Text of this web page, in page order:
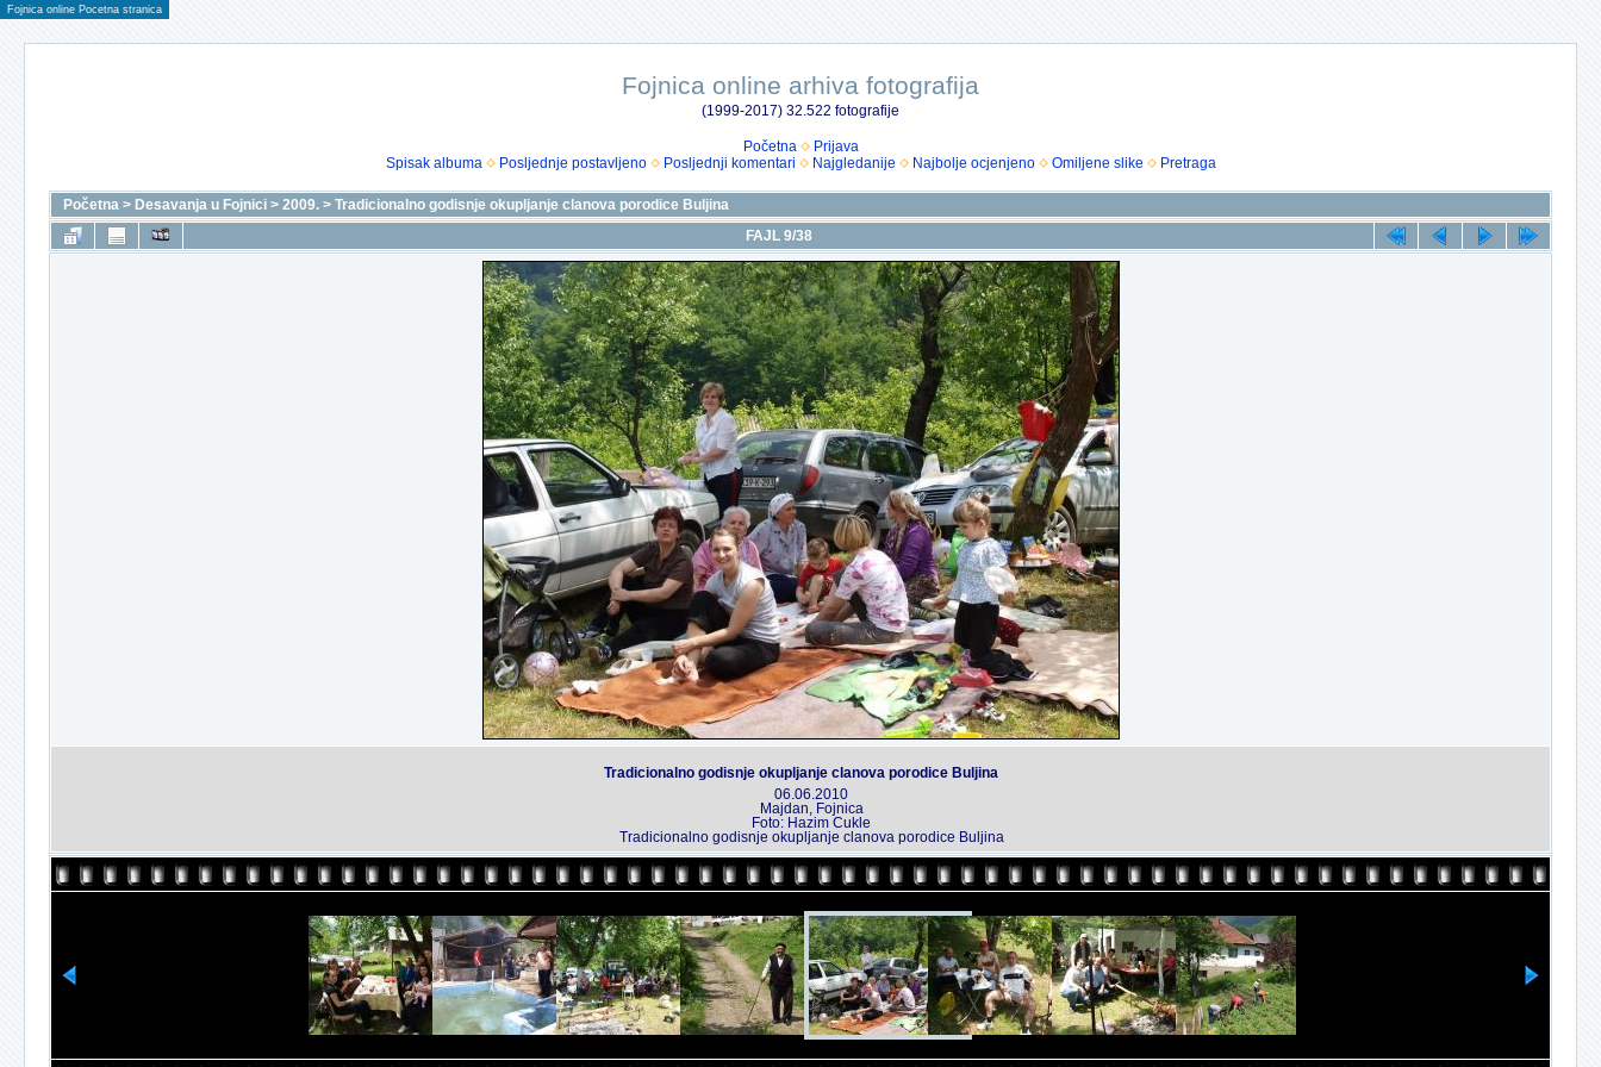
Fojnica online Pocetna stranica
Fojnica online arhiva fotografija
(1999-2017) 32.522 fotografije
Početna
Prijava
Spisak albuma
Posljednje postavljeno Posljednji komentari Najgledanije Najbolje ocjenjeno Omiljene slike Pretraga
Početna > Desavanja u Fojnici > 2009. > Tradicionalno godisnje okupljanje clanova porodice Buljina
FAJL 9/38
Tradicionalno godisnje okupljanje clanova porodice Buljina
06.06.2010
Majdan, Fojnica
Foto: Hazim Cukle
Tradicionalno godisnje okupljanje clanova porodice Buljina